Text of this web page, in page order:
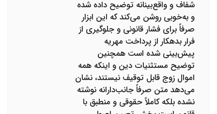
شفاف و واقع‌بینانه توضیح داده شده
و به‌خوبی روشن می‌کند که این ابزار
صرفاً برای فشار قانونی و جلوگیری از
فرار بدهکار از پرداخت مهریه
پیش‌بینی شده است همچنین
توضیح مستثنیات دین و اینکه همه
اموال زوج قابل توقیف نیستند، نشان
می‌دهد متن صرفاً جانب‌دارانه نوشته
نشده بلکه کاملاً حقوقی و منطبق با